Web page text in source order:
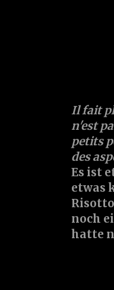
Il fait
n'est
petits
des
Es ist
etwas
noch
hatte